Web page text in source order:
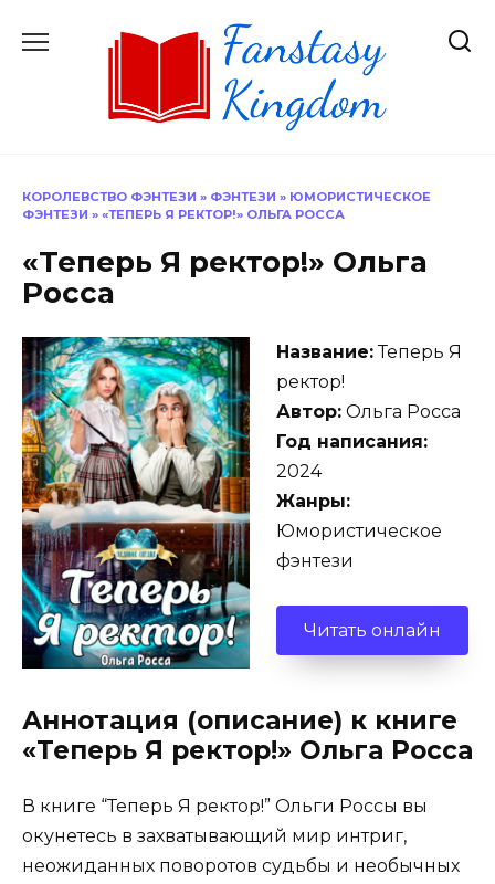
КОРОЛЕВСТВО ФЭНТЕЗИ » ФЭНТЕЗИ » ЮМОРИСТИЧЕСКОЕ
ФЭНТЕЗИ » «ТЕПЕРЬ Я РЕКТОР!» ОЛЬГА РОССА
«Теперь Я ректор!» Ольга
Росса
Название:Теперь Я
ректор!
Автор: Ольга Росса
Год написания:
2024
Жанры:
Юмористическое
фэнтези
Читать онлайн
Аннотация (описание) к книге
«Теперь Я ректор!» Ольга Росса
В книге “Теперь Я ректор!” Ольги Россы вы
окунетесь в захватывающий мир интриг,
неожиданных поворотов судьбы и необычных